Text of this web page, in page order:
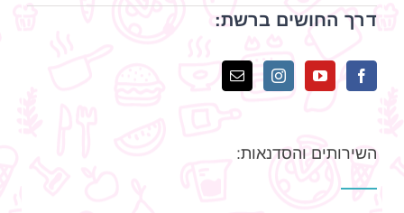
דרך החושים ברשת:
השירותים והסדנאות: